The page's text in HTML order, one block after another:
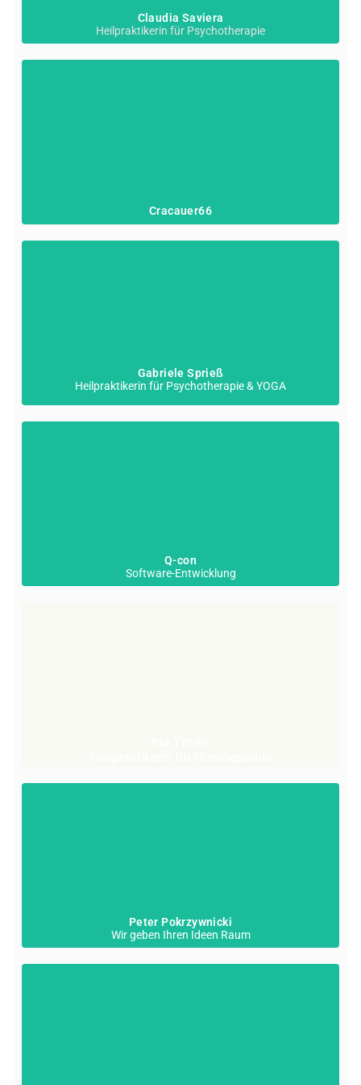
Claudia Saviera
Heilpraktikerin für Psychotherapie
Cracauer66
Kornelia von Pokrzywnicki
Gabriele Sprieß
Heilpraktikerin für Psychotherapie & YOGA
Q-con
Software-Entwicklung
Peter Pokrzywnicki
Wir geben Ihren Ideen Raum